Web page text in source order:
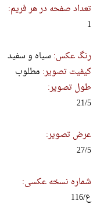
تعداد صفحه در هر فریم:
1
رنگ عکس: سیاه و سفید
کیفیت تصویر: مطلوب
طول تصویر:
21/5
عرض تصویر:
27/5
شماره نسخه عکسی:
ع/116